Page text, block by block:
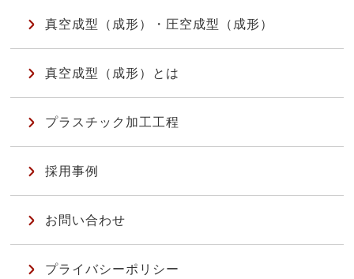
真空成型（成形）・圧空成型（成形）
真空成型（成形）とは
プラスチック加工工程
採用事例
お問い合わせ
プライバシーポリシー